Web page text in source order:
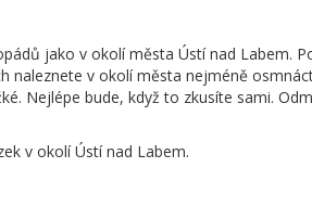
jako v okolí města Ústí nad Labem.
naleznete v okolí města nejméně
Nejlépe bude, když to zkusíte sami.
v okolí Ústí nad Labem.